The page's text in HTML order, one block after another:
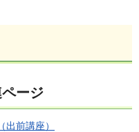
ージ
前講座）